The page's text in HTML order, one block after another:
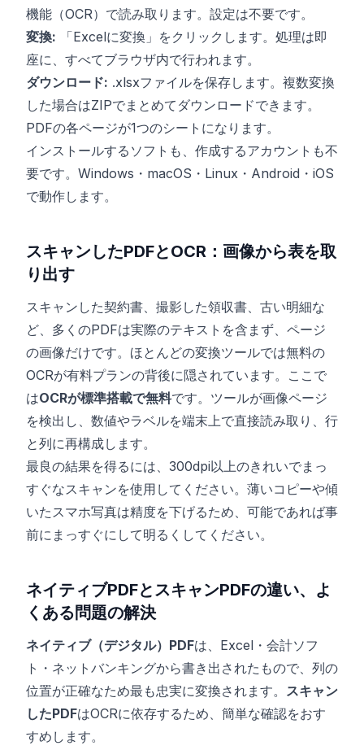
機能（OCR）で読み取ります。設定は不要です。
変換: 「Excelに変換」をクリックします。処理は即
座に、すべてブラウザ内で行われます。
ダウンロード: .xlsxファイルを保存します。複数変換
した場合はZIPでまとめてダウンロードできます。
PDFの各ページが1つのシートになります。
インストールするソフトも、作成するアカウントも不
要です。Windows・macOS・Linux・Android・iOS
で動作します。
スキャンしたPDFとOCR：画像から表を取
り出す
スキャンした契約書、撮影した領収書、古い明細な
ど、多くのPDFは実際のテキストを含まず、ページ
の画像だけです。ほとんどの変換ツールでは無料の
OCRが有料プランの背後に隠されています。ここで
はOCRが標準搭載で無料です。ツールが画像ページ
を検出し、数値やラベルを端末上で直接読み取り、行
と列に再構成します。
最良の結果を得るには、300dpi以上のきれいでまっ
すぐなスキャンを使用してください。薄いコピーや傾
いたスマホ写真は精度を下げるため、可能であれば事
前にまっすぐにして明るくしてください。
ネイティブPDFとスキャンPDFの違い、よ
くある問題の解決
ネイティブ（デジタル）PDFは、Excel・会計ソフ
ト・ネットバンキングから書き出されたもので、列の
位置が正確なため最も忠実に変換されます。 スキャン
したPDFはOCRに依存するため、簡単な確認をおす
すめします。